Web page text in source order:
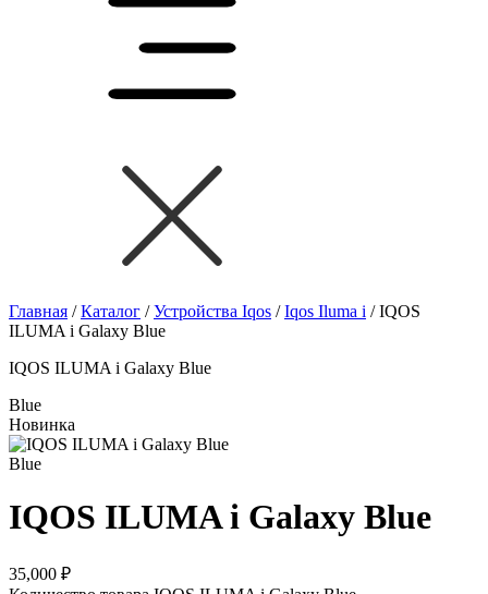
Главная /Каталог /Устройства Iqos /Iqos Iluma i /IQOS
ILUMA i Galaxy Blue
IQOS ILUMA i Galaxy Blue
Blue
Новинка
Blue
IQOS ILUMA i Galaxy Blue
35,000 ₽